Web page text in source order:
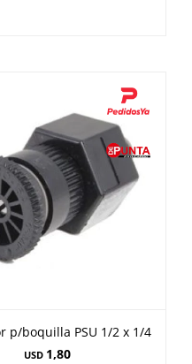
p/boquilla PSU 1/2 x 1/4
USD 1,80